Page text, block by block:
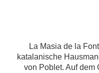
La Masia de la
katalanische
von Poblet. Auf dem